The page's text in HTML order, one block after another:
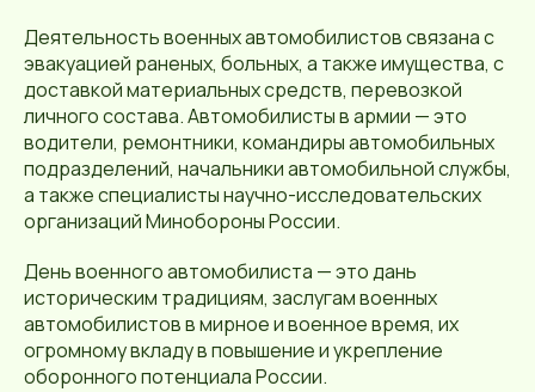
Деятельность военных автомобилистов связана с
эвакуацией раненых, больных, а также имущества, с
доставкой материальных средств, перевозкой
личного состава. Автомобилисты в армии — это
водители, ремонтники, командиры автомобильных
подразделений, начальники автомобильной службы,
а также специалисты научно-исследовательских
организаций Минобороны России.
День военного автомобилиста — это дань
историческим традициям, заслугам военных
автомобилистов в мирное и военное время, их
огромному вкладу в повышение и укрепление
оборонного потенциала России.